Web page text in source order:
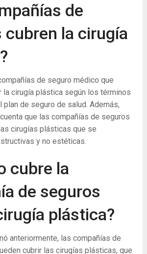
de
cubren la cirugía
de seguro médico que
la cirugía plástica según los términos
de seguro de salud. Además,
que las compañías de seguros
cirugías plásticas que se
y no estéticas.
cubre la
de seguros
plástica?
anteriormente, las compañías de
cubrir las cirugías plásticas, que